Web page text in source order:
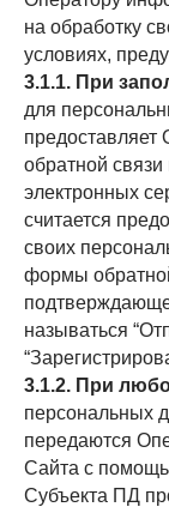
на обработку
условиях,
3.1.1. При
для
обратной
электронных
считается
своих
формы
называться
3.1.2. При
персональных
передаются
Сайта с
Субъекта ПД